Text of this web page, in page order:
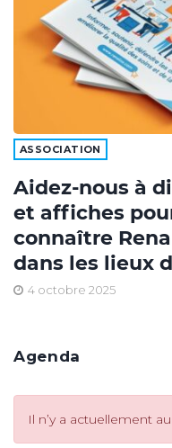
ASSOCIATION
Aidez-nous à
et affiches
connaître
dans les lieux
4 octobre 2025
Agenda
Il n’y a actuellement